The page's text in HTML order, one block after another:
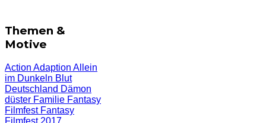
Themen &
Motive
Action Adaption Allein
im Dunkeln Blut
Deutschland Dämon
düster Familie Fantasy
Filmfest Fantasy
Filmfest 2017